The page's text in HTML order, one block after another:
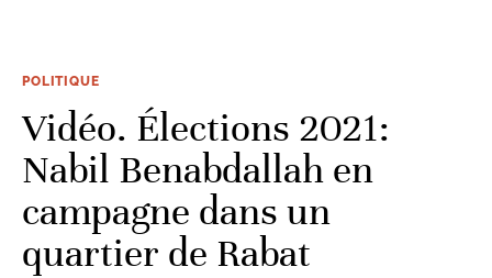
POLITIQUE
Vidéo. Élections 2021:
Nabil Benabdallah en
campagne dans un
quartier de Rabat